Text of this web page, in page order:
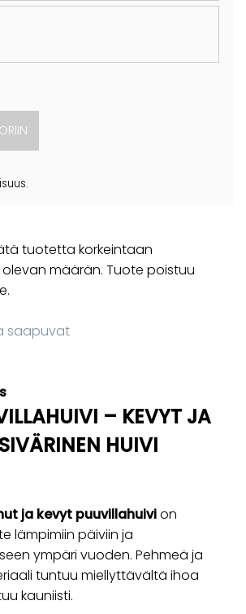
tuotetta korkeintaan
määrän. Tuote poistuu
saapuvat
– KEVYT JA
HUIVI
ja kevyt puuvillahuivion
lämpimiin päiviin ja
ympäri vuoden. Pehmeä ja
tuntuu miellyttävältä ihoa
kauniisti.